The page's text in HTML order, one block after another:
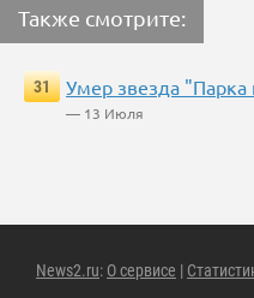
Также смотрите:
31 Умер звезда
— 13 Июля
News2.ru: О сервисе |